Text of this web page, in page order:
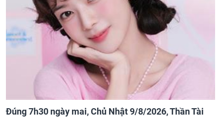
Đúng 7h30 ngày mai, Chủ Nhật 9/8/2026, Thần Tài